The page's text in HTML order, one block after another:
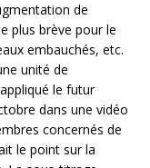
de
plus brève pour le
embauchés, etc.
unité de
le futur
dans une vidéo
concernés de
le point sur la